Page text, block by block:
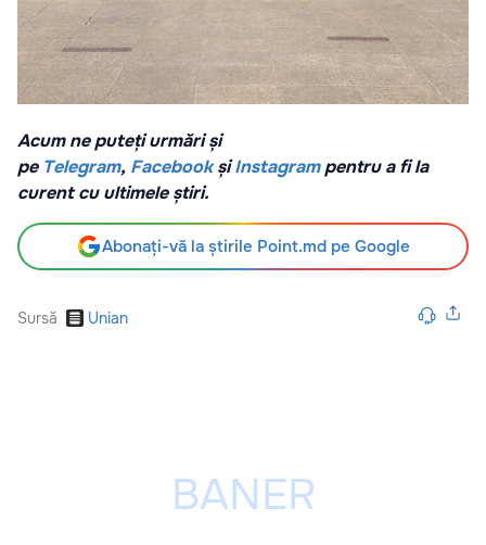
Acum ne puteți urmări și
pe Telegram, Facebook șiInstagrampentru a fi la
curent cu ultimele știri.
Abonați-vă la știrile Point.md pe Google
Sursă Unian